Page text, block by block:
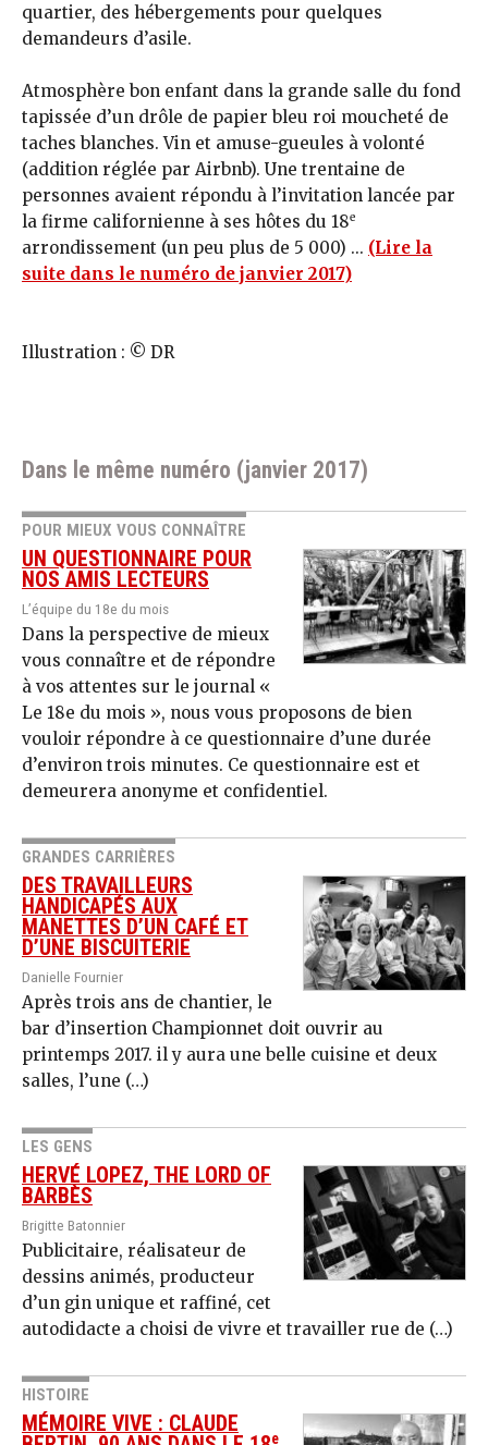
quartier, des hébergements pour quelques
demandeurs d’asile.
Atmosphère bon enfant dans la grande salle du fond
tapissée d’un drôle de papier bleu roi moucheté de
taches blanches. Vin et amuse-gueules à volonté
(addition réglée par Airbnb). Une trentaine de
personnes avaient répondu à l’invitation lancée par
la firme californienne à ses hôtes du 18e
arrondissement (un peu plus de 5 000) ... (Lire la
suite dans le numéro de janvier 2017)
Illustration : © DR
Dans le même numéro (janvier 2017)
POUR MIEUX VOUS CONNAÎTRE
UN QUESTIONNAIRE POUR
NOS AMIS LECTEURS
L’équipe du 18e du mois
Dans la perspective de mieux
vous connaître et de répondre
à vos attentes sur le journal «
Le 18e du mois », nous vous proposons de bien
vouloir répondre à ce questionnaire d’une durée
d’environ trois minutes. Ce questionnaire est et
demeurera anonyme et confidentiel.
GRANDES CARRIÈRES
DES TRAVAILLEURS
HANDICAPÉS AUX
MANETTES D’UN CAFÉ ET
D’UNE BISCUITERIE
Danielle Fournier
Après trois ans de chantier, le
bar d’insertion Championnet doit ouvrir au
printemps 2017. il y aura une belle cuisine et deux
salles, l’une (…)
LES GENS
HERVÉ LOPEZ, THE LORD OF
BARBÈS
Brigitte Batonnier
Publicitaire, réalisateur de
dessins animés, producteur
d’un gin unique et raffiné, cet
autodidacte a choisi de vivre et travailler rue de (…)
HISTOIRE
MÉMOIRE VIVE : CLAUDE
e